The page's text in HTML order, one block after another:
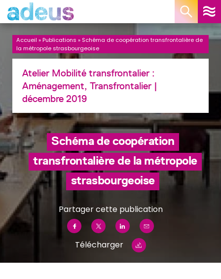
Accueil »Publications » Schéma de coopération transfrontalière de
la métropole strasbourgeoise
Atelier Mobilité transfrontalier :
Aménagement, Transfrontalier |
décembre 2019
Schéma de coopération
transfrontalière de la métropole
strasbourgeoise
Partager cette publication
Télécharger
Panneau de gestion des cookies